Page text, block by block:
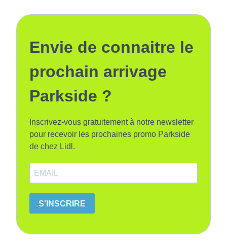
Envie de connaitre le
prochain arrivage
Parkside ?
Inscrivez-vous gratuitement à notre newsletter
pour recevoir les prochaines promo Parkside
de chez Lidl.
S'INSCRIRE